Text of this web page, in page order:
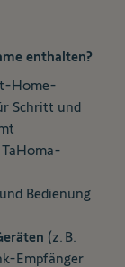
enthalten?
Home-
Schritt und
Bedienung
(z. B.
Empfänger